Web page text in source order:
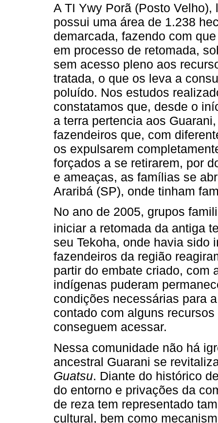
A TI Ywy Porã (Posto
possui uma área de 1.238
demarcada, fazendo com
em processo de retomada,
sem acesso pleno aos
tratada, o que os leva a
poluído. Nos estudos
constatamos que, desde o
a terra pertencia aos
fazendeiros que, com
os expulsarem
forçados a se retirarem, por
e ameaças, as famílias se
Araribá (SP), onde tinham
No ano de 2005, grupos
iniciar a retomada da antiga
seu Tekoha, onde havia sido
fazendeiros da região
partir do embate criado, com
indígenas puderam
condições necessárias para
contado com alguns
conseguem acessar.
Nessa comunidade não há
ancestral Guarani se
Guatsu. Diante do histórico
do entorno e privações da
de reza tem representado
cultural, bem como